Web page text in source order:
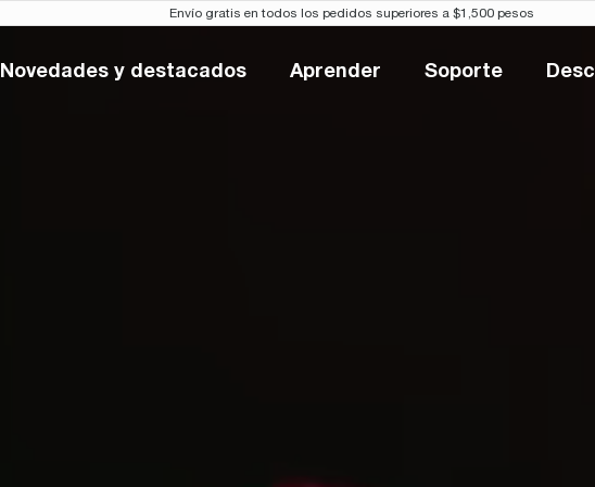
Envío gratis en todos los pedidos superiores a $1,500 pesos
Novedades y destacados
Novedades y destacados
Aprender
Aprender Soporte
Soporte